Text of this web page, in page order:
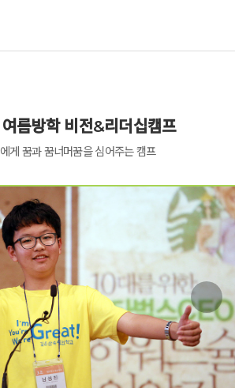
름방학 비전&리더십캠프
게 꿈과 꿈너머꿈을 심어주는 캠프